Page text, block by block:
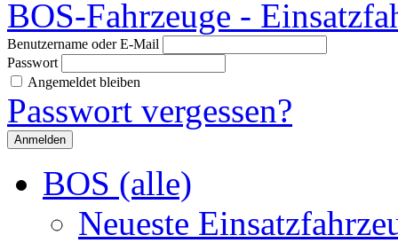
BOS-Fahrzeuge -
Benutzername oder E-Mail
Passwort
Angemeldet bleiben
Passwort vergessen?
BOS (alle)
Neueste